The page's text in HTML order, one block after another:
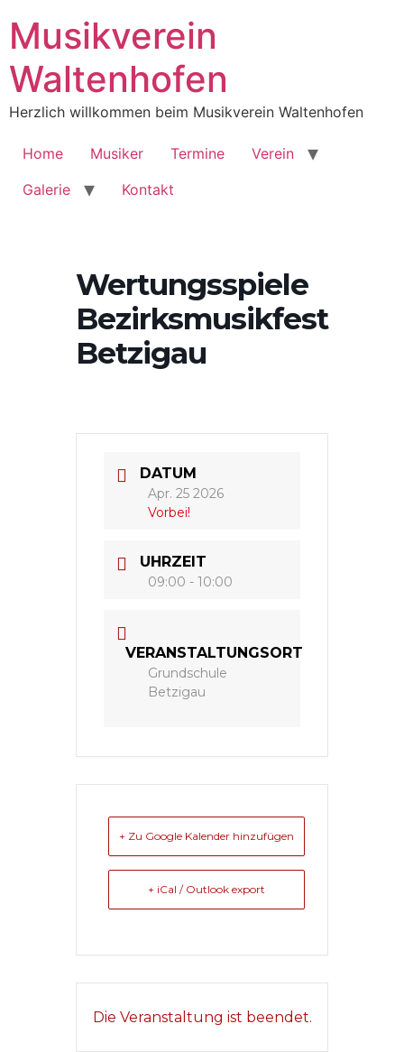
Musikverein
Waltenhofen
Herzlich willkommen beim Musikverein Waltenhofen
Home Musiker Termine
Verein
Galerie
Kontakt
Wertungsspiele
Bezirksmusikfest
Betzigau
DATUM
Apr. 25 2026
Vorbei!
UHRZEIT
09:00 - 10:00
VERANSTALTUNGSORT
Grundschule
Betzigau
+ Zu Google Kalender hinzufügen
+ iCal / Outlook export
Die Veranstaltung ist beendet.